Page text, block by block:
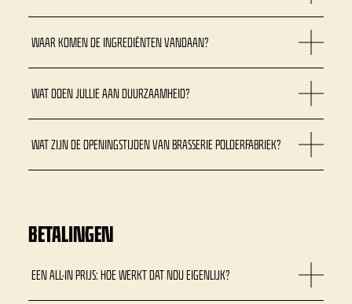
WAAR KOMEN DE INGREDIËNTEN VANDAAN?
WAT DOEN JULLIE AAN DUURZAAMHEID?
WAT ZIJN DE OPENINGSTIJDEN VAN BRASSERIE POLDERFABRIEK?
BETALINGEN
EEN ALL-IN PRIJS: HOE WERKT DAT NOU EIGENLIJK?